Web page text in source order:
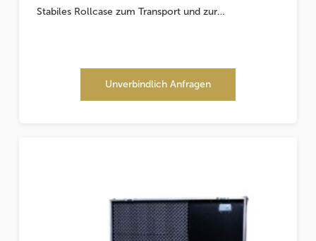
Stabiles Rollcase zum Transport und zur…
Unverbindlich Anfragen